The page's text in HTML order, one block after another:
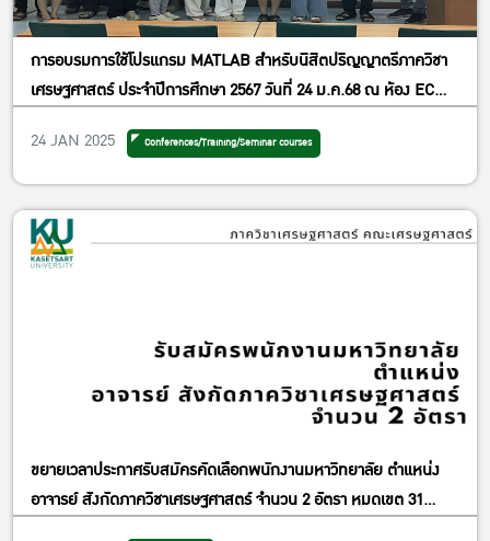
การอบรมการใช้โปรแกรม MATLAB สำหรับนิสิตปริญญาตรีภาควิชา
เศรษฐศาสตร์ ประจำปีการศึกษา 2567 วันที่ 24 ม.ค.68 ณ ห้อง EC
24 JAN 2025 Conferences/Training/Seminar courses
ขยายเวลาประกาศรับสมัครคัดเลือกพนักงานมหาวิทยาลัย ตำแหน่ง
อาจารย์ สังกัดภาควิชาเศรษฐศาสตร์ จำนวน 2 อัตรา หมดเขต 31